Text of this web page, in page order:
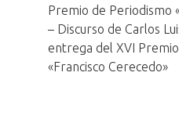
Premio de Periodismo
– Discurso de Carlos
entrega del XVI
«Francisco Cerecedo»